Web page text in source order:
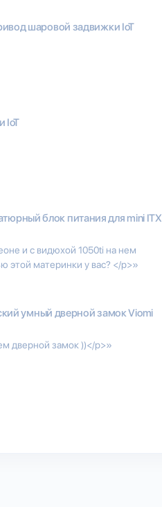
шаровой задвижки IoT
IoT
блок питания для mini ITX
и с видюхой 1050ti на нем
этой материнки у вас? </p>»
умный дверной замок Viomi
дверной замок ))</p>»